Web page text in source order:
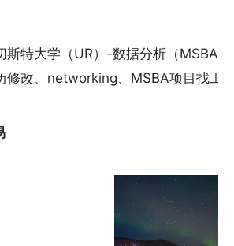
斯特大学（UR）-数据分析（MSBA）
修改、networking、MSBA项目找工